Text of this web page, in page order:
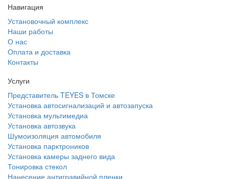
Навигация
Установочный комплекс
Наши работы
О нас
Оплата и доставка
Контакты
Услуги
Представитель TEYES в Томске
Установка автосигнализаций и автозапуска
Установка мультимедиа
Установка автозвука
Шумоизоляция автомобиля
Установка парктроников
Установка камеры заднего вида
Тонировка стекол
Нанесение антигравийной пленки